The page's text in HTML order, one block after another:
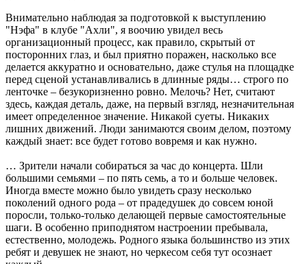
Внимательно наблюдая за подготовкой к выступлению
"Нэфа" в клубе "Ахли", я воочию увидел весь
организационный процесс, как правило, скрытый от
посторонних глаз, и был приятно поражен, насколько все
делается аккуратно и основательно, даже стулья на площадке
перед сценой устанавливались в длинные ряды… строго по
ленточке – безукоризненно ровно. Мелочь? Нет, считают
здесь, каждая деталь, даже, на первый взгляд, незначительная
имеет определенное значение. Никакой суеты. Никаких
лишних движений. Люди занимаются своим делом, поэтому
каждый знает: все будет готово вовремя и как нужно.
… Зрители начали собираться за час до концерта. Шли
большими семьями – по пять семь, а то и больше человек.
Иногда вместе можно было увидеть сразу несколько
поколений одного рода – от прадедушек до совсем юной
поросли, только-только делающей первые самостоятельные
шаги. В особенно приподнятом настроении пребывала,
естественно, молодежь. Родного языка большинство из этих
ребят и девушек не знают, но черкесом себя тут осознает